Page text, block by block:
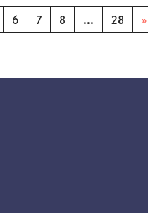
6 7 8 ... 28 »